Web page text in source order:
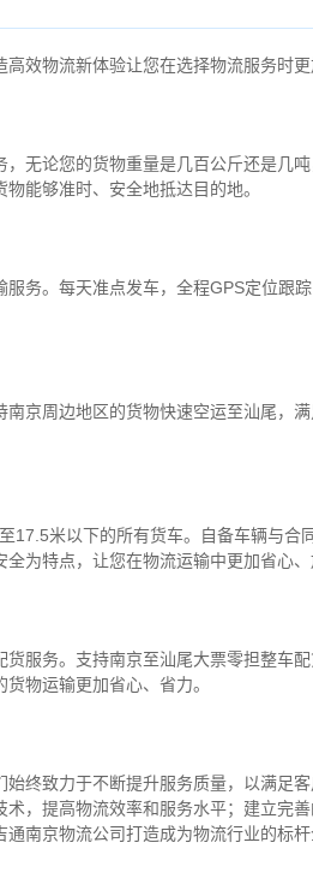
效物流新体验让您在选择物流服务时更
无论您的货物重量是几百公斤还是几
能够准时、安全地抵达目的地。
务。每天准点发车，全程GPS定位跟
京周边地区的货物快速空运至汕尾，
17.5米以下的所有货车。自备车辆与合
为特点，让您在物流运输中更加省心、
服务。支持南京至汕尾大票零担整车
物运输更加省心、省力。
终致力于不断提升服务质量，以满足
，提高物流效率和服务水平；建立完
南京物流公司打造成为物流行业的标